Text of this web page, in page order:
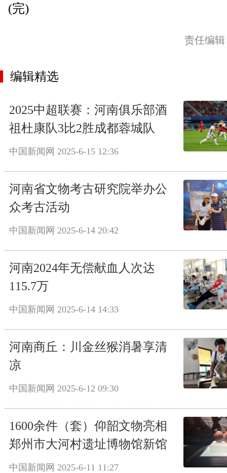
(完)
责任编
编辑精选
2025中超联赛：河南俱乐部酒
祖杜康队3比2胜成都蓉城队
中国新闻网 2025-6-15 12:36
河南省文物考古研究院举办公
众考古活动
中国新闻网 2025-6-14 20:42
河南2024年无偿献血人次达
115.7万
中国新闻网 2025-6-14 14:33
河南商丘：川金丝猴消暑享清
凉
中国新闻网 2025-6-12 09:30
1600余件（套）仰韶文物亮相
郑州市大河村遗址博物馆新馆
中国新闻网 2025-6-11 11:27